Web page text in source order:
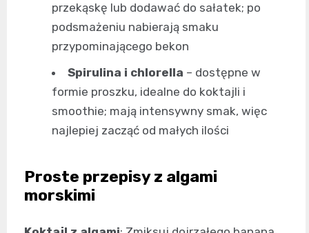
przekąskę lub dodawać do sałatek; po
podsmażeniu nabierają smaku
przypominającego bekon
Spirulina i chlorella – dostępne w
formie proszku, idealne do koktajli i
smoothie; mają intensywny smak, więc
najlepiej zacząć od małych ilości
Proste przepisy z algami
morskimi